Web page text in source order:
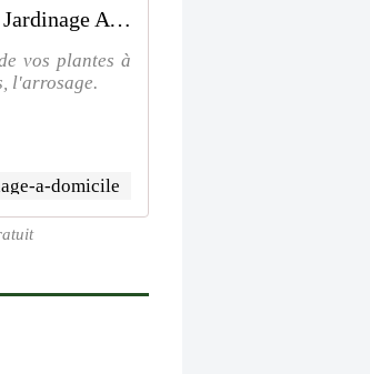
Jardinage A domicile | Ikuto Services à la personne | Paris 75013
vos plantes à
l'arrosage.
a-domicile